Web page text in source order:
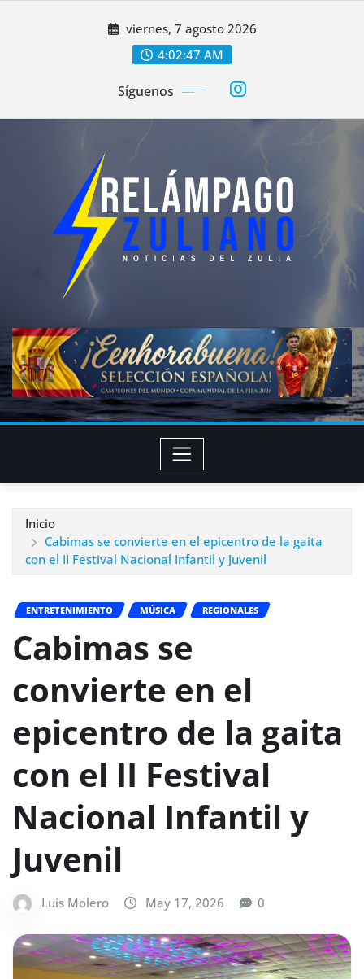
viernes, 7 agosto 2026
4:02:49 AM
Síguenos
Inicio
Cabimas se convierte en el epicentro de la gaita
con el II Festival Nacional Infantil y Juvenil
ENTRETENIMIENTO MÚSICA REGIONALES
Cabimas se
convierte en el
epicentro de la gaita
con el II Festival
Nacional Infantil y
Juvenil
Luis Molero May 17, 2026 0